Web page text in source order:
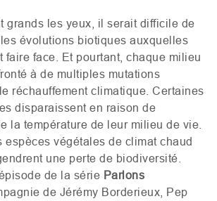
grands les yeux, il serait difficile de
évolutions biotiques auxquelles
faire face. Et pourtant, chaque milieu
à de multiples mutations
réchauffement climatique. Certaines
disparaissent en raison de
la température de leur milieu de vie.
espèces végétales de climat chaud
une perte de biodiversité.
de la série Parlons
de Jérémy Borderieux, Pep